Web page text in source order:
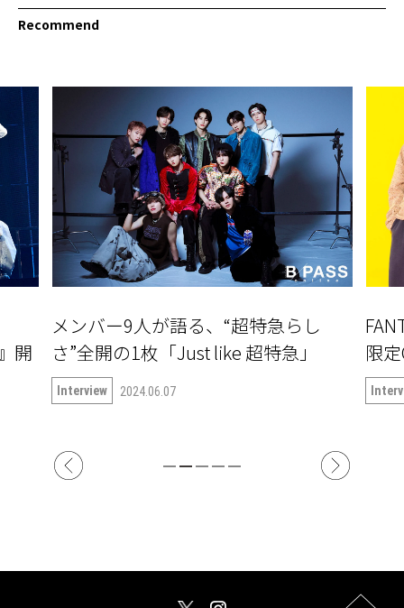
Recommend
開
メンバー9人が語る、“超特急らし
さ”全開の1枚「Just like 超特急」
Interview 2024.06.07
限